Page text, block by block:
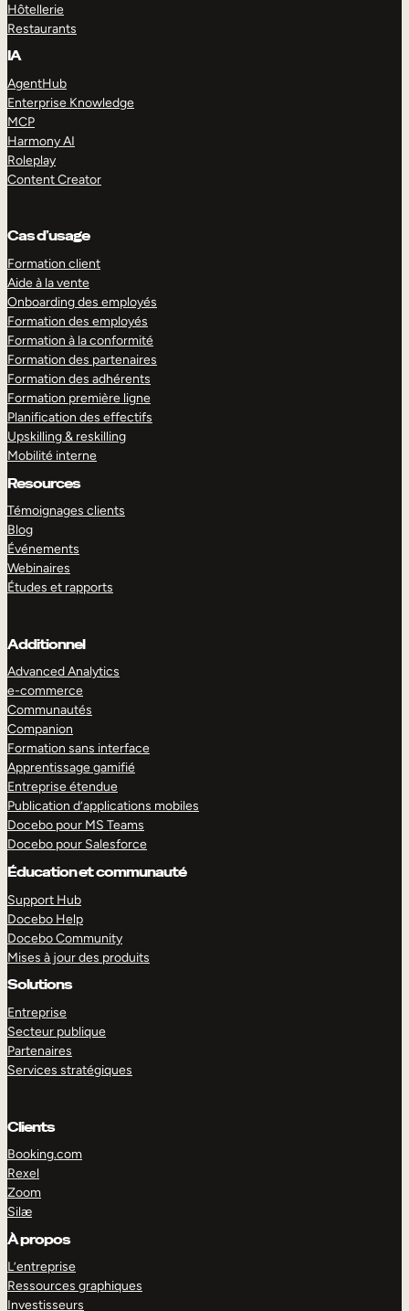
Hôtellerie
Restaurants
IA
AgentHub
Enterprise Knowledge
MCP
Harmony AI
Roleplay
Content Creator
Cas d’usage
Formation client
Aide à la vente
Onboarding des employés
Formation des employés
Formation à la conformité
Formation des partenaires
Formation des adhérents
Formation première ligne
Planification des effectifs
Upskilling & reskilling
Mobilité interne
Resources
Témoignages clients
Blog
Événements
Webinaires
Études et rapports
Additionnel
Advanced Analytics
e-commerce
Communautés
Companion
Formation sans interface
Apprentissage gamifié
Entreprise étendue
Publication d’applications mobiles
Docebo pour MS Teams
Docebo pour Salesforce
Éducation et communauté
Support Hub
Docebo Help
Docebo Community
Mises à jour des produits
Solutions
Entreprise
Secteur publique
Partenaires
Services stratégiques
Clients
Booking.com
Rexel
Zoom
Silæ
À propos
L’entreprise
Ressources graphiques
Investisseurs